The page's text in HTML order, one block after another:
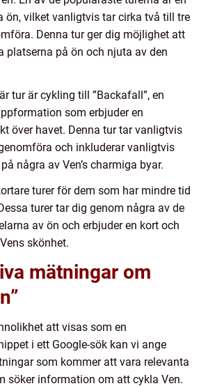
ön, vilket vanligtvis tar cirka två till tre
Denna tur ger dig möjlighet att
platserna på ön och njuta av den
tur är cykling till ”Backafall”, en
som erbjuder en
över havet. Denna tur tar vanligtvis
och inkluderar vanligtvis
några av Ven’s charmiga byar.
turer för dem som har mindre tid
turer tar dig genom några av de
av ön och erbjuder en kort och
skönhet.
mätningar om
att visas som en
i ett Google-sök kan vi ange
som kommer att vara relevanta
söker information om att cykla Ven.